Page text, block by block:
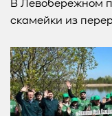
В Левобережном
скамейки из